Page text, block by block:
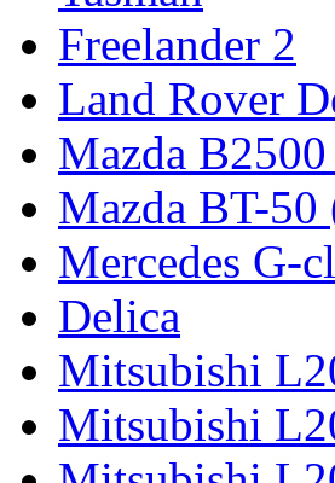
Freelander 2
Land Rover
Mazda
Mazda BT-
Mercedes G-
Delica
Mitsubishi
Mitsubishi